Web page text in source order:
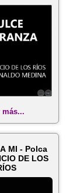
más...
MI - Polca
DE LOS